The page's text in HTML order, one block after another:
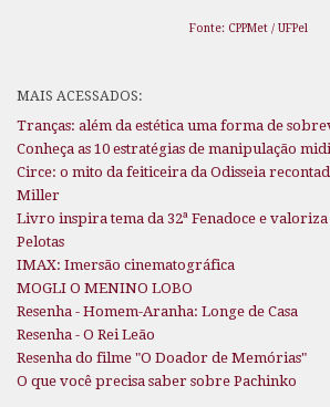
Fonte: CPPMet / UFPel
MAIS ACESSADOS:
Tranças: além da estética uma forma de
Conheça as 10 estratégias de manipulação
Circe: o mito da feiticeira da Odisseia
Miller
Livro inspira tema da 32ª Fenadoce e
Pelotas
IMAX: Imersão cinematográfica
MOGLI O MENINO LOBO
Resenha - Homem-Aranha: Longe de Casa
Resenha - O Rei Leão
Resenha do filme "O Doador de Memórias"
O que você precisa saber sobre Pachinko